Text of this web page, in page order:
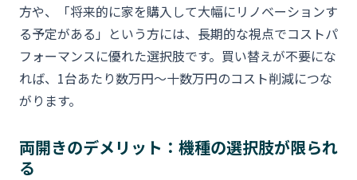
方や、「将来的に家を購入して大幅にリノベーションす
る予定がある」という方には、長期的な視点でコストパ
フォーマンスに優れた選択肢です。買い替えが不要にな
れば、1台あたり数万円〜十数万円のコスト削減につな
がります。
両開きのデメリット：機種の選択肢が限られ
る